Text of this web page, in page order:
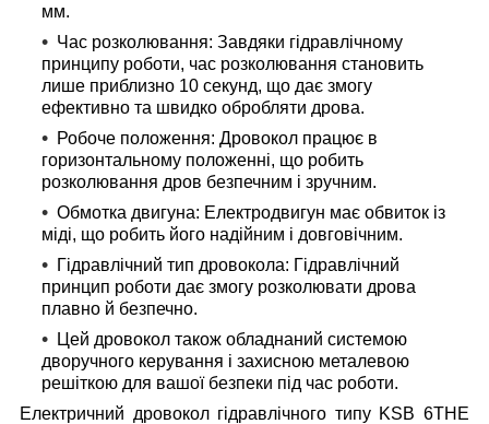
мм.
Час розколювання: Завдяки гідравлічному
принципу роботи, час розколювання становить
лише приблизно 10 секунд, що дає змогу
ефективно та швидко обробляти дрова.
Робоче положення: Дровокол працює в
горизонтальному положенні, що робить
розколювання дров безпечним і зручним.
Обмотка двигуна: Електродвигун має обвиток із
міді, що робить його надійним і довговічним.
Гідравлічний тип дровокола: Гідравлічний
принцип роботи дає змогу розколювати дрова
плавно й безпечно.
Цей дровокол також обладнаний системою
дворучного керування і захисною металевою
решіткою для вашої безпеки під час роботи.
Електричний дровокол гідравлічного типу KSB 6THE